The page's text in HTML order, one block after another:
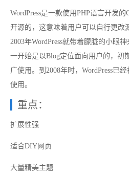
WordPress是一款使用PHP语言开发
开源的，这意味着用户可以自行更改
2003年WordPress就带着朦胧的小眼
一开始是以Blog定位面向用户的，初
广使用。到2008年时，WordPress已
使用。
重点：
扩展性强
适合DIY网页
大量精美主题